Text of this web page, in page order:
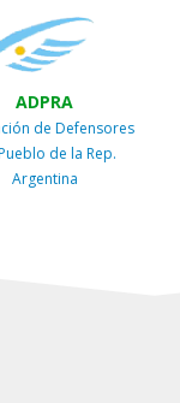
ADPRA
de Defensores
de la Rep.
Argentina